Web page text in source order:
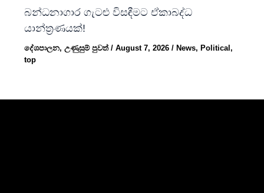
බන්ධනාගාර ගැටළු විසඳීමට ඒකාබද්ධ
යාන්ත්‍රණයක්!
දේශපාලන,උණුසුම් පුවත්/August 7, 2026/ News, Political,
top